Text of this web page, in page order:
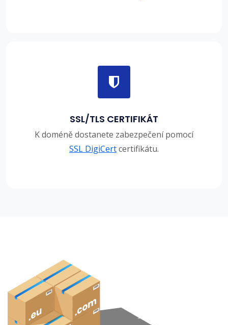
SSL/TLS CERTIFIKÁT
K doméně dostanete zabezpečení pomocí
SSL DigiCertcertifikátu.